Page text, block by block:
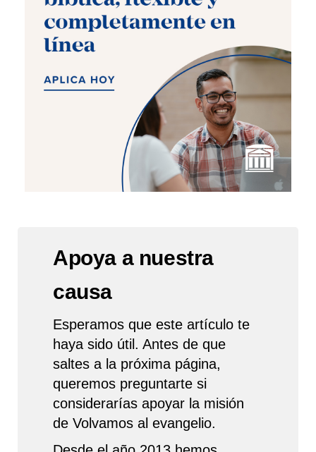
Apoya a nuestra
causa
Esperamos que este artículo te
haya sido útil. Antes de que
saltes a la próxima página,
queremos preguntarte si
considerarías apoyar la misión
de Volvamos al evangelio.